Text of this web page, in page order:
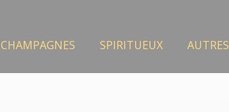
CHAMPAGNES SPIRITUEUX AUTRES